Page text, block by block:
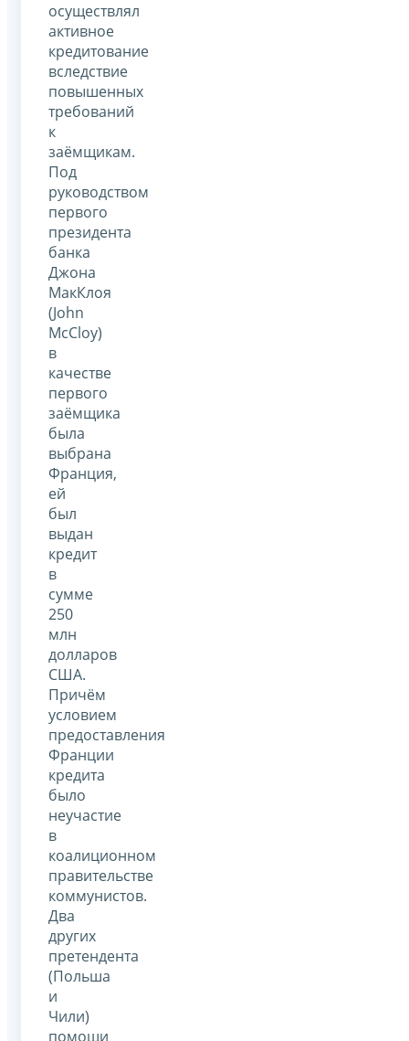
осуществлял
активное
кредитование
вследствие
повышенных
требований
к
заёмщикам.
Под
руководством
первого
президента
банка
Джона
МакКлоя
(John
McCloy)
в
качестве
первого
заёмщика
была
выбрана
Франция,
ей
был
выдан
кредит
в
сумме
250
млн
долларов
США.
Причём
условием
предоставления
Франции
кредита
было
неучастие
в
коалиционном
правительстве
коммунистов.
Два
других
претендента
(Польша
и
Чили)
помощи